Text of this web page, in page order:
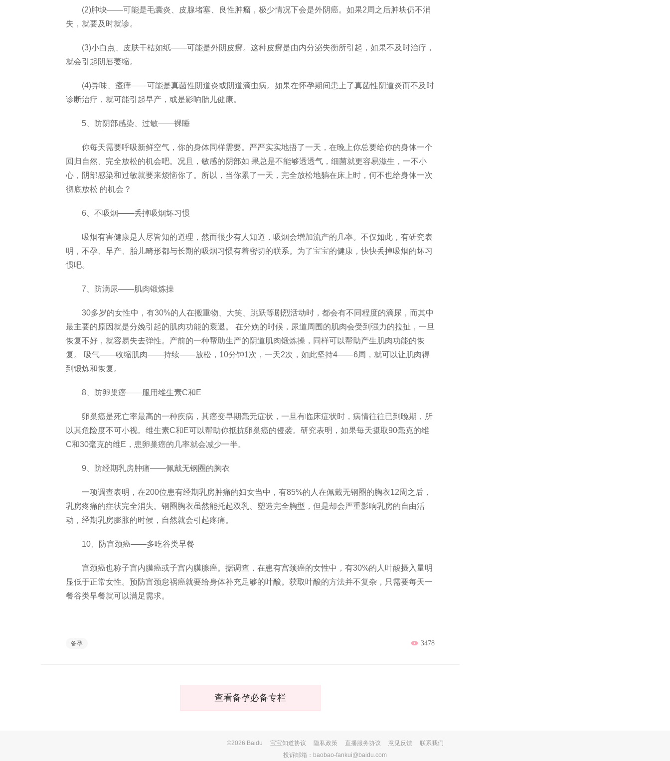
(2)肿块——可能是毛囊炎、皮腺堵塞、良性肿瘤，极少情况下会是外阴癌。如果2周之后肿块仍不消
失，就要及时就诊。
(3)小白点、皮肤干枯如纸——可能是外阴皮癣。这种皮癣是由内分泌失衡所引起，如果不及时治疗，
就会引起阴唇萎缩。
(4)异味、瘙痒——可能是真菌性阴道炎或阴道滴虫病。如果在怀孕期间患上了真菌性阴道炎而不及时
诊断治疗，就可能引起早产，或是影响胎儿健康。
5、防阴部感染、过敏——裸睡
你每天需要呼吸新鲜空气，你的身体同样需要。严严实实地捂了一天，在晚上你总要给你的身体一个
回归自然、完全放松的机会吧。况且，敏感的阴部如 果总是不能够透透气，细菌就更容易滋生，一不小
心，阴部感染和过敏就要来烦恼你了。所以，当你累了一天，完全放松地躺在床上时，何不也给身体一次
彻底放松 的机会？
6、不吸烟——丢掉吸烟坏习惯
吸烟有害健康是人尽皆知的道理，然而很少有人知道，吸烟会增加流产的几率。不仅如此，有研究表
明，不孕、早产、胎儿畸形都与长期的吸烟习惯有着密切的联系。为了宝宝的健康，快快丢掉吸烟的坏习
惯吧。
7、防滴尿——肌肉锻炼操
30多岁的女性中，有30%的人在搬重物、大笑、跳跃等剧烈活动时，都会有不同程度的滴尿，而其中
最主要的原因就是分娩引起的肌肉功能的衰退。 在分娩的时候，尿道周围的肌肉会受到强力的拉扯，一旦
恢复不好，就容易失去弹性。产前的一种帮助生产的阴道肌肉锻炼操，同样可以帮助产生肌肉功能的恢
复。 吸气——收缩肌肉——持续——放松，10分钟1次，一天2次，如此坚持4——6周，就可以让肌肉得
到锻炼和恢复。
8、防卵巢癌——服用维生素C和E
卵巢癌是死亡率最高的一种疾病，其癌变早期毫无症状，一旦有临床症状时，病情往往已到晚期，所
以其危险度不可小视。维生素C和E可以帮助你抵抗卵巢癌的侵袭。研究表明，如果每天摄取90毫克的维
C和30毫克的维E，患卵巢癌的几率就会减少一半。
9、防经期乳房肿痛——佩戴无钢圈的胸衣
一项调查表明，在200位患有经期乳房肿痛的妇女当中，有85%的人在佩戴无钢圈的胸衣12周之后，
乳房疼痛的症状完全消失。钢圈胸衣虽然能托起双乳、塑造完全胸型，但是却会严重影响乳房的自由活
动，经期乳房膨胀的时候，自然就会引起疼痛。
10、防宫颈癌——多吃谷类早餐
宫颈癌也称子宫内膜癌或子宫内膜腺癌。据调查，在患有宫颈癌的女性中，有30%的人叶酸摄入量明
显低于正常女性。预防宫颈怠祸癌就要给身体补充足够的叶酸。获取叶酸的方法并不复杂，只需要每天一
餐谷类早餐就可以满足需求。
3478
备孕
查看备孕必备专栏
©2026 Baidu 宝宝知道协议 隐私政策 直播服务协议 意见反馈
联系我们
投诉邮箱：baobao-fankui@baidu.com